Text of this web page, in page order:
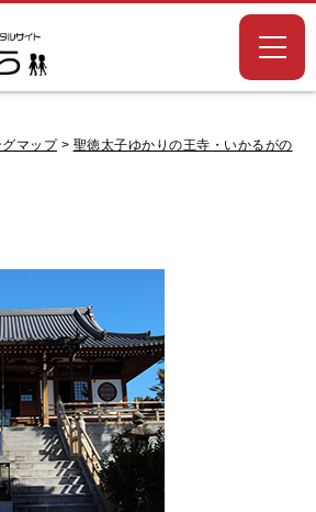
マップ> 聖徳太子ゆかりの王寺・いかるがの